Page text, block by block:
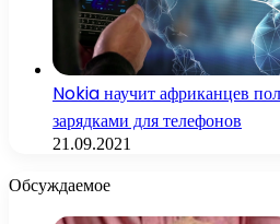
Nokia научит африканцев
зарядками для телефонов
21.09.2021
Обсуждаемое